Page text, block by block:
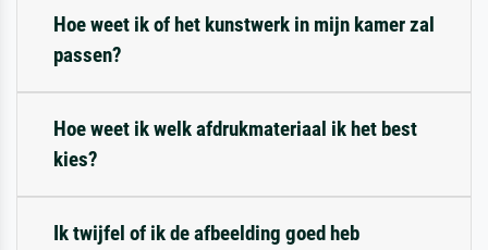
Hoe weet ik of het kunstwerk in mijn kamer zal
passen?
Hoe weet ik welk afdrukmateriaal ik het best
kies?
Ik twijfel of ik de afbeelding goed heb